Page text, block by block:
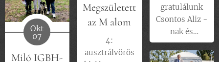
lehet fokozni,
gratulálunk
Csontos Aliz -
nak és
Koninak, akik
a hétvégén
Okt
07
Miló IGBH-
Megszületett
az M alom
4:
ausztrálvörös